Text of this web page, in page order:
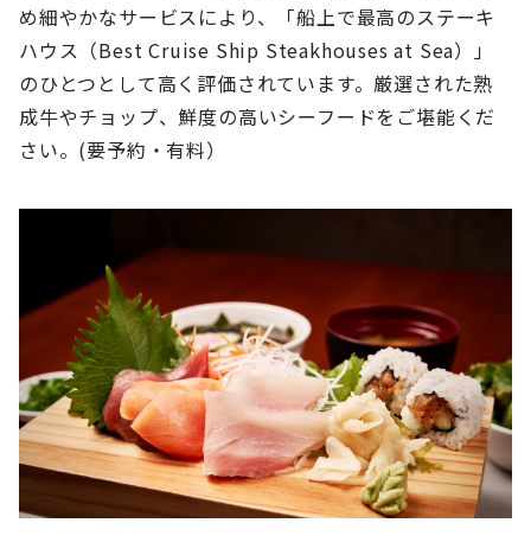
め細やかなサービスにより、「船上で最高のステーキ
ハウス（Best Cruise Ship Steakhouses at Sea）」
のひとつとして高く評価されています。厳選された熟
成牛やチョップ、鮮度の高いシーフードをご堪能くだ
さい。(要予約・有料）